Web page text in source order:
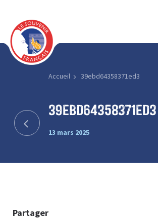
Accueil 39ebd64358371ed3
39ebd64358371ed3
13 mars 2025
Partager